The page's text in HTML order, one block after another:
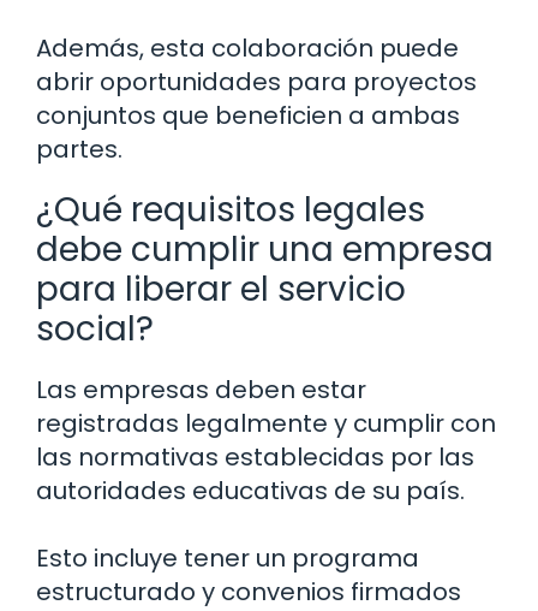
Además, esta colaboración puede
abrir oportunidades para proyectos
conjuntos que beneficien a ambas
partes.
¿Qué requisitos legales
debe cumplir una empresa
para liberar el servicio
social?
Las empresas deben estar
registradas legalmente y cumplir con
las normativas establecidas por las
autoridades educativas de su país.
Esto incluye tener un programa
estructurado y convenios firmados